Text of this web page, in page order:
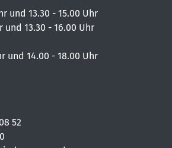
und 13.30 - 15.00 Uhr
und 13.30 - 16.00 Uhr
und 14.00 - 18.00 Uhr
52